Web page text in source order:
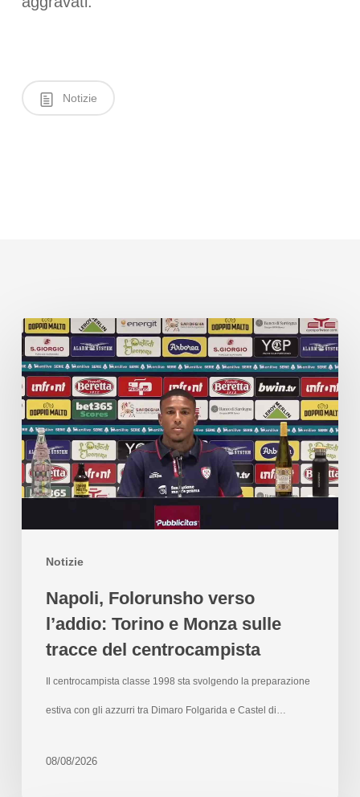
Notizie
Notizie
Napoli, Folorunsho verso
l’addio: Torino e Monza sulle
tracce del centrocampista
Il centrocampista classe 1998 sta svolgendo la preparazione
estiva con gli azzurri tra Dimaro Folgarida e Castel di…
08/08/2026